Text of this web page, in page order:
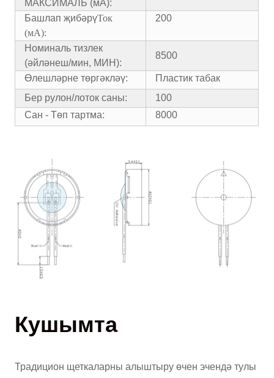
МАКСИМАЛЬ (мА):
Башлап җибәрүТок
(мА):
200
Номиналь тизлек
(әйләнеш/мин, МИН):
8500
Өлешләрне төргәкләү:
Пластик табак
Бер рулон/лоток саны:
100
Сан - Төп тартма:
8000
Кушымта
Традицион щеткаларны алыштыру өчен эчендә тулы